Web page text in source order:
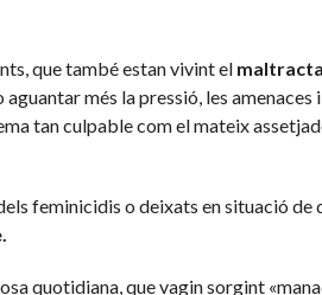
que també estan vivint el
més la pressió, les
tan culpable com el mateix
feminicidis o deixats en situació de
quotidiana, que vagin sorgint